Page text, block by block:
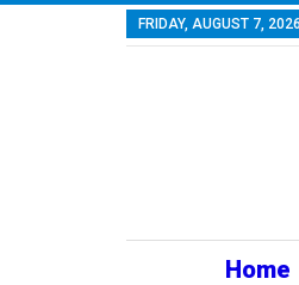
FRIDAY, AUGUST 7, 2026
Home